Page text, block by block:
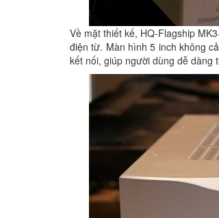
Về mặt thiết kế, HQ-Flagship
điện từ. Màn hình 5 inch không
kết nối, giúp người dùng dễ dàng